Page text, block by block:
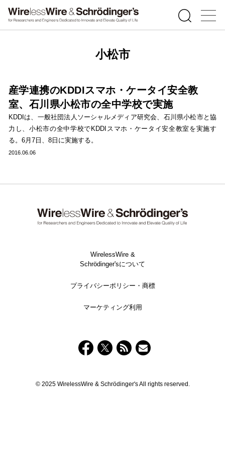
小松市
産学連携のKDDIスマホ・ケータイ安全教
室、石川県小松市の全中学校で実施
KDDIは、一般社団法人ソーシャルメディア研究会、石川県小松市と協
力し、小松市の全中学校でKDDIスマホ・ケータイ安全教室を実施す
る。6月7日、8日に実施する。
2016.06.06
WirelessWire &
Schrödinger'sについて
プライバシーポリシー・商標
マーケティング利用
© 2025 WirelessWire & Schrödinger's All rights reserved.